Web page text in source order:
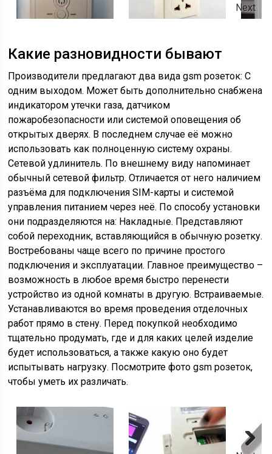
Next
Какие разновидности бывают
Производители предлагают два вида gsm розеток: С
одним выходом. Может быть дополнительно снабжена
индикатором утечки газа, датчиком
пожаробезопасности или системой оповещения об
открытых дверях. В последнем случае её можно
использовать как полноценную систему охраны.
Сетевой удлинитель. По внешнему виду напоминает
обычный сетевой фильтр. Отличается от него наличием
разъёма для подключения SIM-карты и системой
управления питанием через неё. По способу установки
они подразделяются на: Накладные. Представляют
собой переходник, вставляющийся в обычную розетку.
Востребованы чаще всего по причине простого
подключения и эксплуатации. Главное преимущество –
возможность в любое время быстро перенести
устройство из одной комнаты в другую. Встраиваемые.
Устанавливаются во время проведения отделочных
работ прямо в стену. Перед покупкой необходимо
тщательно продумать, где и для каких целей изделие
будет использоваться, а также какую оно будет
испытывать нагрузку. Посмотрите фото gsm розеток,
чтобы уметь их различать.